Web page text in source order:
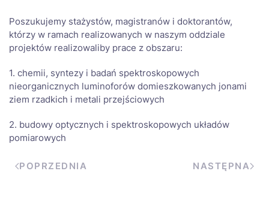
Poszukujemy stażystów, magistranów i doktorantów,
którzy w ramach realizowanych w naszym oddziale
projektów realizowaliby prace z obszaru:
1. chemii, syntezy i badań spektroskopowych
nieorganicznych luminoforów domieszkowanych jonami
ziem rzadkich i metali przejściowych
2. budowy optycznych i spektroskopowych układów
pomiarowych
POPRZEDNIA NASTĘPNA